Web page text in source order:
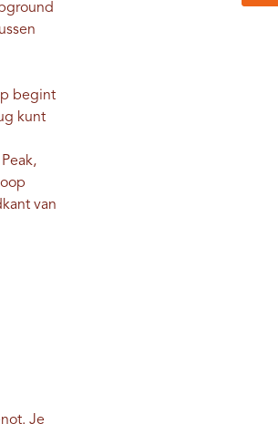
begint
kunt
van
Je